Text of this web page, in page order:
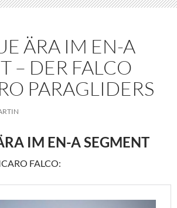
ÄRA IM EN-A
– DER FALCO
PARAGLIDERS
IM EN-A SEGMENT
FALCO: